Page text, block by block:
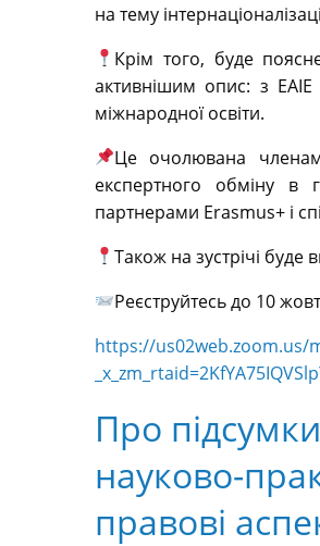
на тему
Крім того, буде
активнішим опис: з
міжнародної освіти.
Це очолювана
експертного обміну в
партнерами Erasmus+ і
Також на зустрічі буде
Реєструйтесь до 10
https://us02web.zoom.us/
Про
науково-
правові